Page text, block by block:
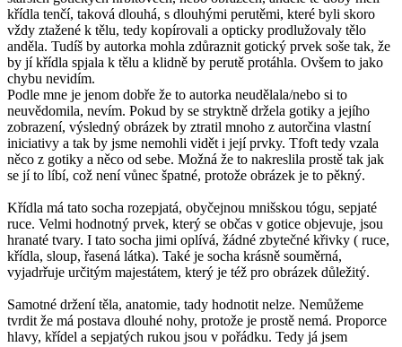
křídla tenčí, taková dlouhá, s dlouhými perutěmi, které byli skoro
vždy ztažené k tělu, tedy kopírovali a opticky prodlužovaly tělo
anděla. Tudíš by autorka mohla zdůraznit gotický prvek soše tak, že
by jí křídla spjala k tělu a klidně by perutě protáhla. Ovšem to jako
chybu nevidím.
Podle mne je jenom dobře že to autorka neudělala/nebo si to
neuvědomila, nevím. Pokud by se stryktně držela gotiky a jejího
zobrazení, výsledný obrázek by ztratil mnoho z autorčina vlastní
iniciativy a tak by jsme nemohli vidět i její prvky. Tfoft tedy vzala
něco z gotiky a něco od sebe. Možná že to nakreslila prostě tak jak
se jí to líbí, což není vůnec špatné, protože obrázek je to pěkný.
Křídla má tato socha rozepjatá, obyčejnou mnišskou tógu, sepjaté
ruce. Velmi hodnotný prvek, který se občas v gotice objevuje, jsou
hranaté tvary. I tato socha jimi oplívá, žádné zbytečné křivky ( ruce,
křídla, sloup, řasená látka). Také je socha krásně souměrná,
vyjadrřuje určitým majestátem, který je též pro obrázek důležitý.
Samotné držení těla, anatomie, tady hodnotit nelze. Nemůžeme
tvrdit že má postava dlouhé nohy, protože je prostě nemá. Proporce
hlavy, křídel a sepjatých rukou jsou v pořádku. Tedy já jsem